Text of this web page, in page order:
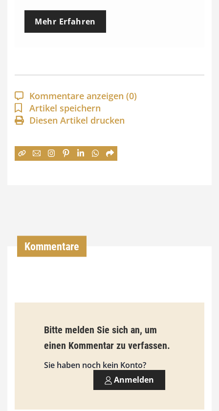
e
p
a
n
n
:
9
3
0
0
Mehr Erfahren
Kommentare anzeigen (0)
Artikel speichern
Diesen Artikel drucken
Kommentare
Bitte melden Sie sich an, um
einen Kommentar zu verfassen.
Sie haben noch kein Konto?
Anmelden